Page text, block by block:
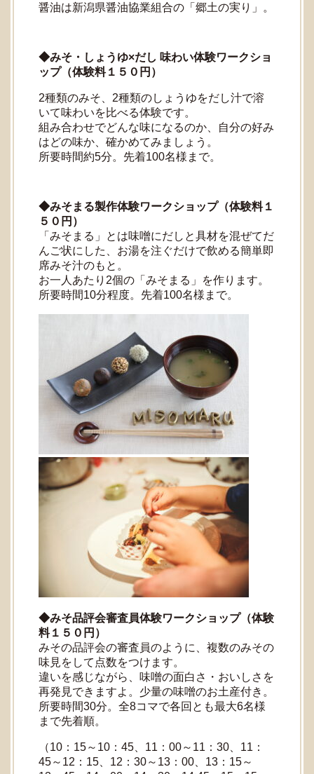
醤油は新潟県醤油協業組合の「郷土の実り」。
◆みそ・しょうゆ×だし 味わい体験ワークショ
ップ（体験料１５０円）
2種類のみそ、2種類のしょうゆをだし汁で溶
いて味わいを比べる体験です。
組み合わせでどんな味になるのか、自分の好み
はどの味か、確かめてみましょう。
所要時間約5分。先着100名様まで。
◆みそまる製作体験ワークショップ（体験料１
５０円）
「みそまる」とは味噌にだしと具材を混ぜてだ
んご状にした、お湯を注ぐだけで飲める簡単即
席みそ汁のもと。
お一人あたり2個の「みそまる」を作ります。
所要時間10分程度。先着100名様まで。
◆みそ品評会審査員体験ワークショップ（体験
料１５０円）
みその品評会の審査員のように、複数のみその
味見をして点数をつけます。
違いを感じながら、味噌の面白さ・おいしさを
再発見できますよ。少量の味噌のお土産付き。
所要時間30分。全8コマで各回とも最大6名様
まで先着順。
（10：15～10：45、11：00～11：30、11：
45～12：15、12：30～13：00、13：15～